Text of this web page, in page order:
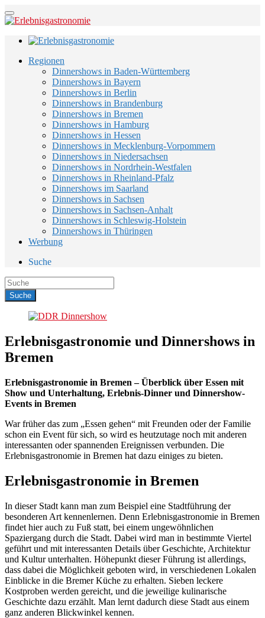
Regionen
Dinnershows in Baden-Württemberg
Dinnershows in Bayern
Dinnershows in Berlin
Dinnershows in Brandenburg
Dinnershows in Bremen
Dinnershows in Hamburg
Dinnershows in Hessen
Dinnershows in Mecklenburg-Vorpommern
Dinnershows in Niedersachsen
Dinnershows in Nordrhein-Westfalen
Dinnershows in Rheinland-Pfalz
Dinnershows im Saarland
Dinnershows in Sachsen
Dinnershows in Sachsen-Anhalt
Dinnershows in Schleswig-Holstein
Dinnershows in Thüringen
Werbung
Suche
Erlebnisgastronomie und Dinnershows in
Bremen
Erlebnisgastronomie in Bremen – Überblick über Essen mit
Show und Unterhaltung, Erlebnis-Dinner und Dinnershow-
Events in Bremen
War früher das zum „Essen gehen“ mit Freunden oder der Familie
schon ein Event für sich, so wird es heutzutage noch mit anderen
interessanten oder spannenden Ereignissen verbunden. Die
Erlebnisgastronomie in Bremen hat dazu einiges zu bieten.
Erlebnisgastronomie in Bremen
In dieser Stadt kann man zum Beispiel eine Stadtführung der
besonderen Art kennenlernen. Denn Erlebnisgastronomie in Bremen
findet hier auch zu Fuß statt, bei einem ungewöhnlichen
Spaziergang durch die Stadt. Dabei wird man in bestimmte Viertel
geführt und mit interessanten Details über Geschichte, Architektur
und Kultur unterhalten. Höhepunkt dieser Führung ist allerdings,
dass dabei die Möglichkeit geboten wird, in verschiedenen Lokalen
Einblicke in die Bremer Küche zu erhalten. Sieben leckere
Kostproben werden gereicht, und die jeweilige kulinarische
Geschichte dazu erzählt. Man lernt dadurch diese Stadt aus einem
ganz anderen Blickwinkel kennen.